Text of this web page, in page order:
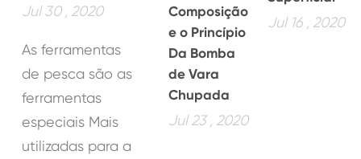
Jul 30 , 2020
As ferramentas
de pesca são as
ferramentas
especiais Mais
utilizadas para a
Composição
e o Princípio
Da Bomba
de Vara
Chupada
Jul 23 , 2020
Jul 16 , 2020